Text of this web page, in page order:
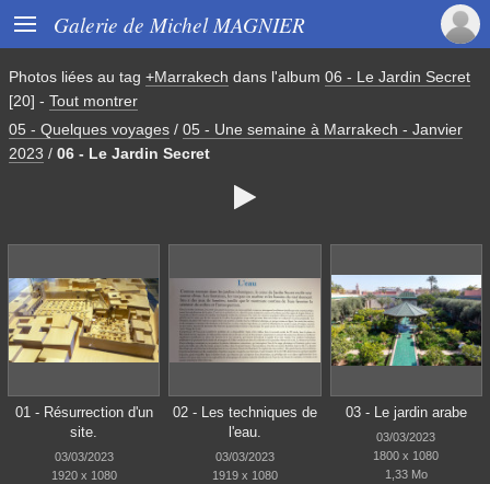
 Galerie de Michel MAGNIER
Photos liées au tag +Marrakech dans l'album 06 - Le Jardin Secret
[20] - Tout montrer
05 - Quelques voyages / 05 - Une semaine à Marrakech - Janvier
2023 / 06 - Le Jardin Secret

01 - Résurrection d'un
site.
03/03/2023
1920 x 1080
02 - Les techniques de
l'eau.
03/03/2023
1919 x 1080
03 - Le jardin arabe
03/03/2023
1800 x 1080
1,33 Mo